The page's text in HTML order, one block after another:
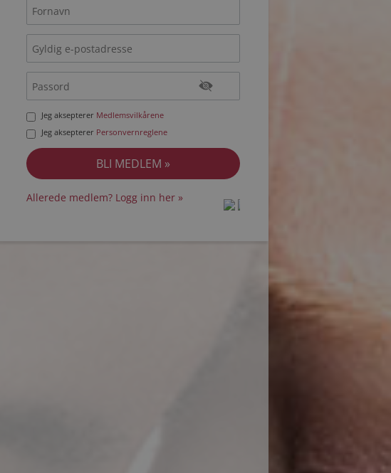
Jeg aksepterer Medlemsvilkårene
Jeg aksepterer Personvernreglene
Allerede medlem? Logg inn her »